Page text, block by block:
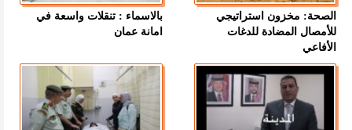
الصحة: مخزون استراتيجي
للأمصال المضادة للدغات
الأفاعي
بالاسماء : تنقلات واسعة في
امانة عمان